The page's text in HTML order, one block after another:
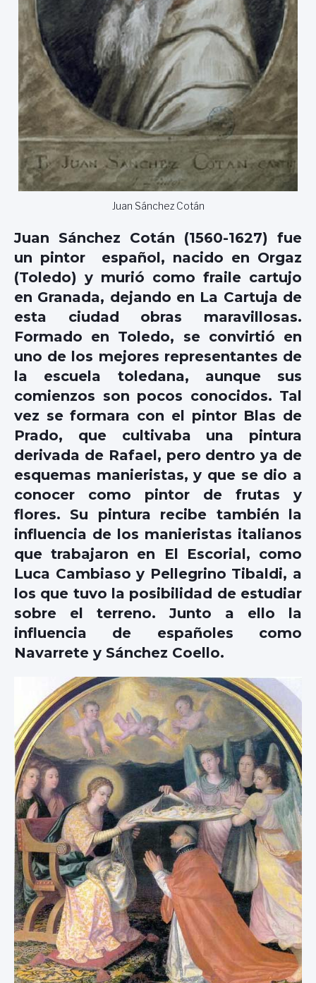
Juan Sánchez Cotán
Juan Sánchez Cotán (1560-1627) fue
un pintor español, nacido en Orgaz
(Toledo) y murió como fraile cartujo
en Granada, dejando en La Cartuja de
esta ciudad obras maravillosas.
Formado en Toledo, se convirtió en
uno de los mejores representantes de
la escuela toledana, aunque sus
comienzos son pocos conocidos. Tal
vez se formara con el pintor Blas de
Prado, que cultivaba una pintura
derivada de Rafael, pero dentro ya de
esquemas manieristas, y que se dio a
conocer como pintor de frutas y
flores. Su pintura recibe también la
influencia de los manieristas italianos
que trabajaron en El Escorial, como
Luca Cambiaso y Pellegrino Tibaldi, a
los que tuvo la posibilidad de estudiar
sobre el terreno. Junto a ello la
influencia de españoles como
Navarrete y Sánchez Coello.